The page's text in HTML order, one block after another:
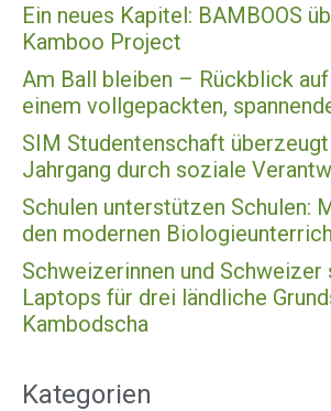
Ein neues Kapitel: BAMBOOS
Kamboo Project
Am Ball bleiben – Rückblick
einem vollgepackten,
SIM Studentenschaft
Jahrgang durch soziale
Schulen unterstützen Schulen:
den modernen
Schweizerinnen und Schweizer
Laptops für drei ländliche
Kambodscha
Kategorien